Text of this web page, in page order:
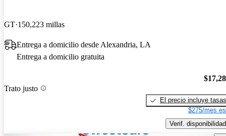
GT 150,223 millas
Entrega a domicilio desde Alexandria, LA
Entrega a domicilio gratuita
Trato justo
El precio incluye tasas
$275/mes
Verif. disponibilidad